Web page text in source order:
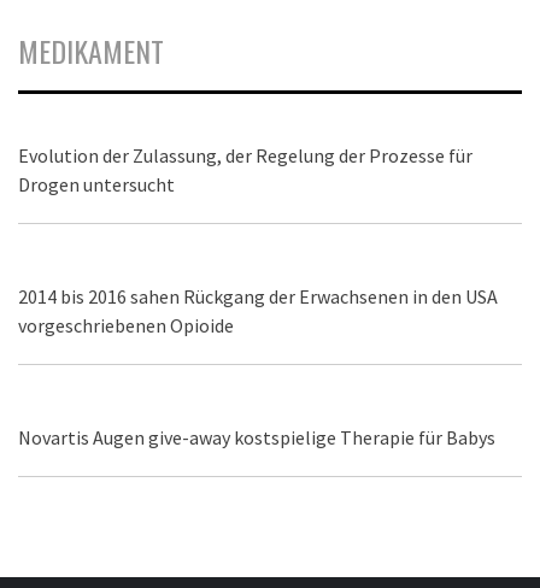
MEDIKAMENT
Evolution der Zulassung, der Regelung der Prozesse für
Drogen untersucht
2014 bis 2016 sahen Rückgang der Erwachsenen in den USA
vorgeschriebenen Opioide
Novartis Augen give-away kostspielige Therapie für Babys